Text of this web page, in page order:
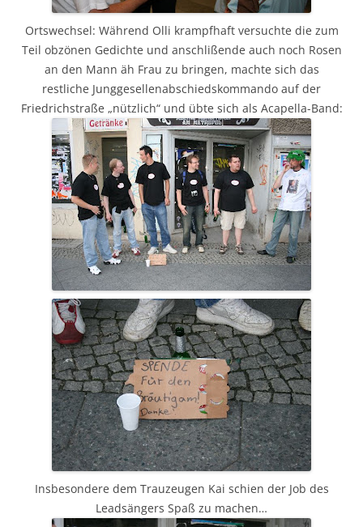
Ortswechsel: Während Olli krampfhaft versuchte die zum
Teil obzönen Gedichte und anschlißende auch noch Rosen
an den Mann äh Frau zu bringen, machte sich das
restliche Junggesellenabschiedskommando auf der
Friedrichstraße „nützlich“ und übte sich als Acapella-Band:
Insbesondere dem Trauzeugen Kai schien der Job des
Leadsängers Spaß zu machen…